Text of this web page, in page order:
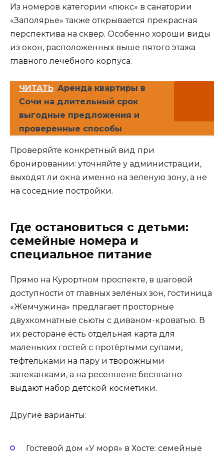
Из номеров категории «люкс» в санатории
«Заполярье» также открывается прекрасная
перспектива на сквер. Особенно хороши виды
из окон, расположенных выше пятого этажа
главного лечебного корпуса.
ЧИТАТЬ Аренда квартиры в
Сочи на длительный срок
выгодные предложения и
проверенные способы
Проверяйте конкретный вид при
бронировании: уточняйте у администрации,
выходят ли окна именно на зеленую зону, а не
на соседние постройки.
Где остановиться с детьми:
семейные номера и
специальное питание
Прямо на Курортном проспекте, в шаговой
доступности от главных зелёных зон, гостиница
«Жемчужина» предлагает просторные
двухкомнатные сьюты с диваном-кроватью. В
их ресторане есть отдельная карта для
маленьких гостей с протёртыми супами,
тефтельками на пару и творожными
запеканками, а на ресепшене бесплатно
выдают набор детской косметики.
Другие варианты:
Гостевой дом «У моря» в Хосте: семейные